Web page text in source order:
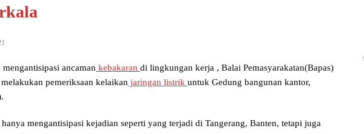
ancaman kebakaran di lingkungan kerja , Balai Pemasyarakatan(Bapas)
pemeriksaan kelaikan jaringan listrik untuk Gedung bangunan kantor,
mengantisipasi kejadian seperti yang terjadi di Tangerang, Banten, tetapi juga